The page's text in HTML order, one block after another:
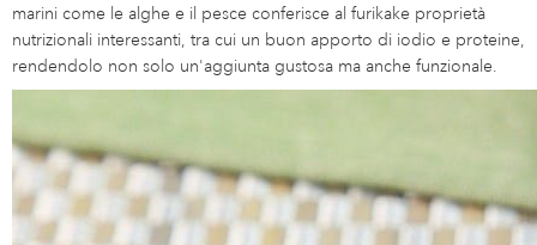
marini come le alghe e il pesce conferisce al furikake proprietà
nutrizionali interessanti, tra cui un buon apporto di iodio e proteine,
rendendolo non solo un'aggiunta gustosa ma anche funzionale.